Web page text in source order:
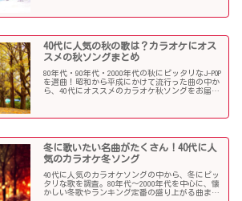
40代に人気の秋の歌は？カラオケにオス
スメの秋ソングまとめ
80年代・90年代・2000年代の秋にピッタリなJ-POP
を選曲！昭和から平成にかけて流行った曲の中か
ら、40代にオススメのカラオケ秋ソングをお届け
冬に歌いたい名曲がたくさん！40代に人
気のカラオケ冬ソング
40代に人気のカラオケソングの中から、冬にピッ
タリな歌を調査。80年代〜2000年代を中心に、懐
かしい冬歌やランキング定番の盛り上がる曲まで